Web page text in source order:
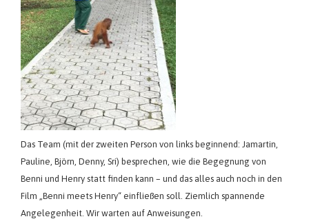
Das Team (mit der zweiten Person von links beginnend: Jamartin,
Pauline, Björn, Denny, Sri) besprechen, wie die Begegnung von
Benni und Henry statt finden kann – und das alles auch noch in den
Film „Benni meets Henry“ einfließen soll. Ziemlich spannende
Angelegenheit. Wir warten auf Anweisungen.